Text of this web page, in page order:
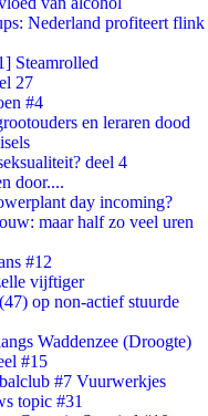
Nederland profiteert flink
Steamrolled
27
#4
en leraren dood
deel 4
door....
day incoming?
maar half zo veel uren
#12
vijftiger
op non-actief stuurde
Waddenzee (Droogte)
#15
#7 Vuurwerkjes
topic #31